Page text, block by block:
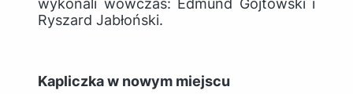
wykonali wówczas: Edmund Gojtowski i
Ryszard Jabłoński.
Kapliczka w nowym miejscu